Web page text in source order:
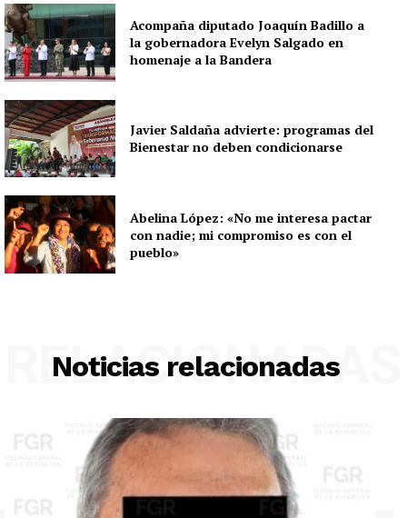
Acompaña diputado Joaquín Badillo a
la gobernadora Evelyn Salgado en
homenaje a la Bandera
Javier Saldaña advierte: programas del
Bienestar no deben condicionarse
Abelina López: «No me interesa pactar
con nadie; mi compromiso es con el
pueblo»
Noticias relacionadas
RELACIONADAS